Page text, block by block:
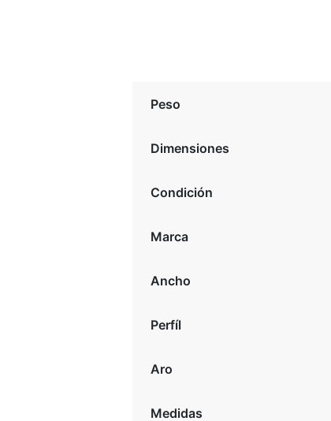
Peso
Dimensiones
Condición
Marca
Ancho
Perfíl
Aro
Medidas